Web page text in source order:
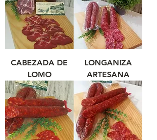
CABEZADA DE
LOMO
LONGANIZA
ARTESANA